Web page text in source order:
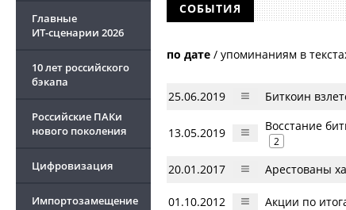
Главные
ИТ-сценарии 2026
10 лет российского
бэкапа
Российские ПАКи
нового поколения
Цифровизация
Импортозамещение
СОБЫТИЯ
по дате / упоминаниям в
25.06.2019 Биткоин
13.05.2019 Восстание
2
20.01.2017 Арестованы
01.10.2012 Акции по